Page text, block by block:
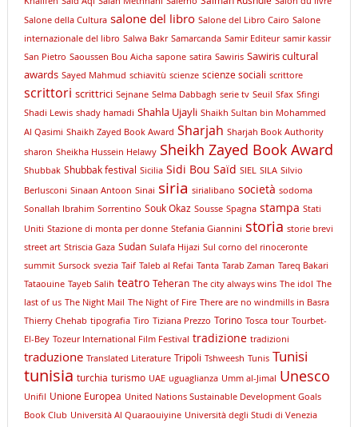
Salone della Cultura salone del libro Salone del Libro Cairo Salone
internazionale del libro Salwa Bakr Samarcanda Samir Editeur samir kassir
San Pietro Saoussen Bou Aicha sapone satira Sawiris Sawiris cultural
awards Sayed Mahmud schiavitù scienze scienze sociali scrittore
scrittori scrittrici Sejnane Selma Dabbagh serie tv Seuil Sfax Sfingi
Shadi Lewis shady hamadi Shahla Ujayli Shaikh Sultan bin Mohammed
Al Qasimi Shaikh Zayed Book Award Sharjah Sharjah Book Authority
sharon Sheikha Hussein Helawy Sheikh Zayed Book Award
Shubbak Shubbak festival Sicilia Sidi Bou Saïd SIEL SILA Silvio
Berlusconi Sinaan Antoon Sinai siria sirialibano società sodoma
Sonallah Ibrahim Sorrentino Souk Okaz Sousse Spagna stampa Stati
Uniti Stazione di monta per donne Stefania Giannini storia storie brevi
street art Striscia Gaza Sudan Sulafa Hijazi Sul corno del rinoceronte
summit Sursock svezia Taif Taleb al Refai Tanta Tarab Zaman Tareq Bakari
Tataouine Tayeb Salih teatro Teheran The city always wins The idol The
last of us The Night Mail The Night of Fire There are no windmills in Basra
Thierry Chehab tipografia Tiro Tiziana Prezzo Torino Tosca tour Tourbet-
El-Bey Tozeur International Film Festival tradizione tradizioni
traduzione Translated Literature Tripoli Tshweesh Tunis Tunisi
tunisia turchia turismo UAE uguaglianza Umm al-Jimal Unesco
Unifil Unione Europea United Nations Sustainable Development Goals
Book Club Università Al Quaraouiyine Università degli Studi di Venezia